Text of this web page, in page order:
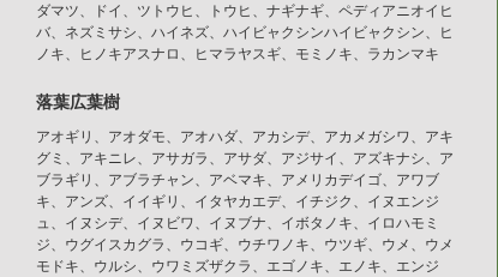
ダマツ、ドイ、ツトウヒ、トウヒ、ナギナギ、ペディアニオイヒ
バ、ネズミサシ、ハイネズ、ハイビャクシンハイビャクシン、ヒ
ノキ、ヒノキアスナロ、ヒマラヤスギ、モミノキ、ラカンマキ
落葉広葉樹
アオギリ、アオダモ、アオハダ、アカシデ、アカメガシワ、アキ
グミ、アキニレ、アサガラ、アサダ、アジサイ、アズキナシ、ア
ブラギリ、アブラチャン、アベマキ、アメリカデイゴ、アワブ
キ、アンズ、イイギリ、イタヤカエデ、イチジク、イヌエンジ
ュ、イヌシデ、イヌビワ、イヌブナ、イボタノキ、イロハモミ
ジ、ウグイスカグラ、ウコギ、ウチワノキ、ウツギ、ウメ、ウメ
モドキ、ウルシ、ウワミズザクラ、エゴノキ、エノキ、エンジ